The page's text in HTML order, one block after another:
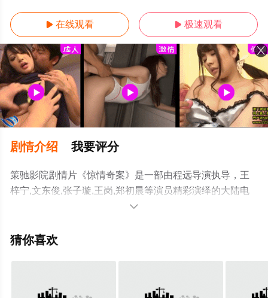
 在线观看  极速观看
剧情介绍 我要评分
策驰影院剧情片《惊情奇案》是一部由程远导演执导，王
梓宁,文东俊,张子璇,王岗,郑初晨等演员精彩演绎的大陆电
影，手机免费观看高清无删减完整版电影大全就来策驰电
等平台了解。

猜你喜欢